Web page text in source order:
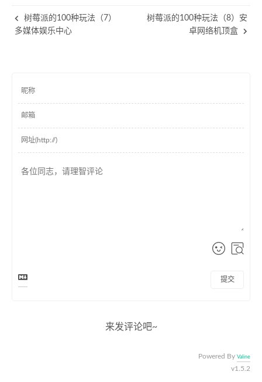
树莓派的100种玩法（7）
多媒体娱乐中心
树莓派的100种玩法（8）安
卓网络机顶盒
提交
来发评论吧~
Powered By Valine
v1.5.2